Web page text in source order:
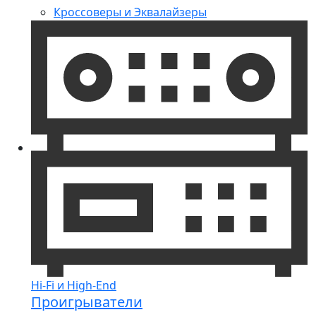
Кроссоверы и Эквалайзеры
Hi-Fi и High-End
Проигрыватели